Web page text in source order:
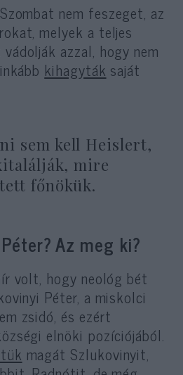
nem feszeget, az
melyek a teljes
azzal, hogy nem
kihagyták saját
sem kell Heislert,
mire
főnökük.
Az meg ki?
volt, hogy neológ bét
Péter, a miskolci
zsidó, és ezért
elnöki pozíciójából.
magát Szlukovinyit,